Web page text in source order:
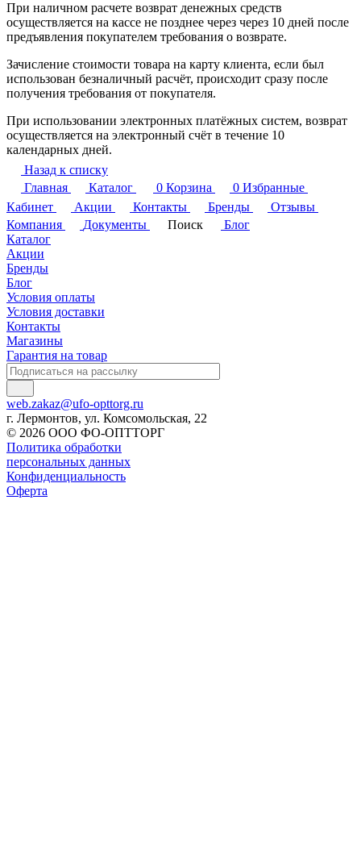
При наличном расчете возврат денежных средств
осуществляется на кассе не позднее через через 10 дней после
предъявления покупателем требования о возврате.
Зачисление стоимости товара на карту клиента, если был
использован безналичный расчёт, происходит сразу после
получения требования от покупателя.
При использовании электронных платёжных систем, возврат
осуществляется на электронный счёт в течение 10
календарных дней.
Назад к списку
Главная
Каталог 0 Корзина 0 Избранные
Кабинет
Акции Контакты Бренды
Отзывы
Компания
Документы Поиск
Блог
Каталог
Акции
Бренды
Блог
Условия оплаты
Условия доставки
Контакты
Магазины
Гарантия на товар
web.zakaz@ufo-opttorg.ru
г. Лермонтов, ул. Комсомольская, 22
© 2026 ООО ФО-ОПТТОРГ
Политика обработки
персональных данных
Конфиденциальность
Оферта